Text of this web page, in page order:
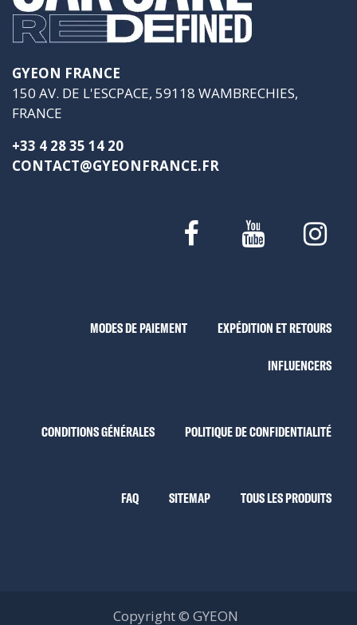
GYEON FRANCE
150 AV. DE L'ESCPACE, 59118 WAMBRECHIES,
FRANCE
+33 4 28 35 14 20
CONTACT@GYEONFRANCE.FR
MODES DE PAIEMENT EXPÉDITION ET RETOURS
INFLUENCERS
CONDITIONS GÉNÉRALES POLITIQUE DE CONFIDENTIALITÉ
FAQ SITEMAP TOUS LES PRODUITS
Copyright © GYEON